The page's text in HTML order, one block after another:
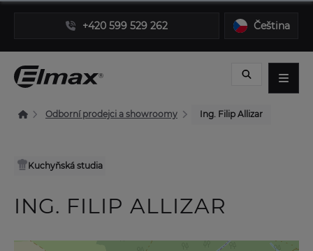
+420 599 529 262 Čeština
Odborní prodejci a showroomy Ing. Filip Allizar
Kuchyňská studia
ING. FILIP ALLIZAR